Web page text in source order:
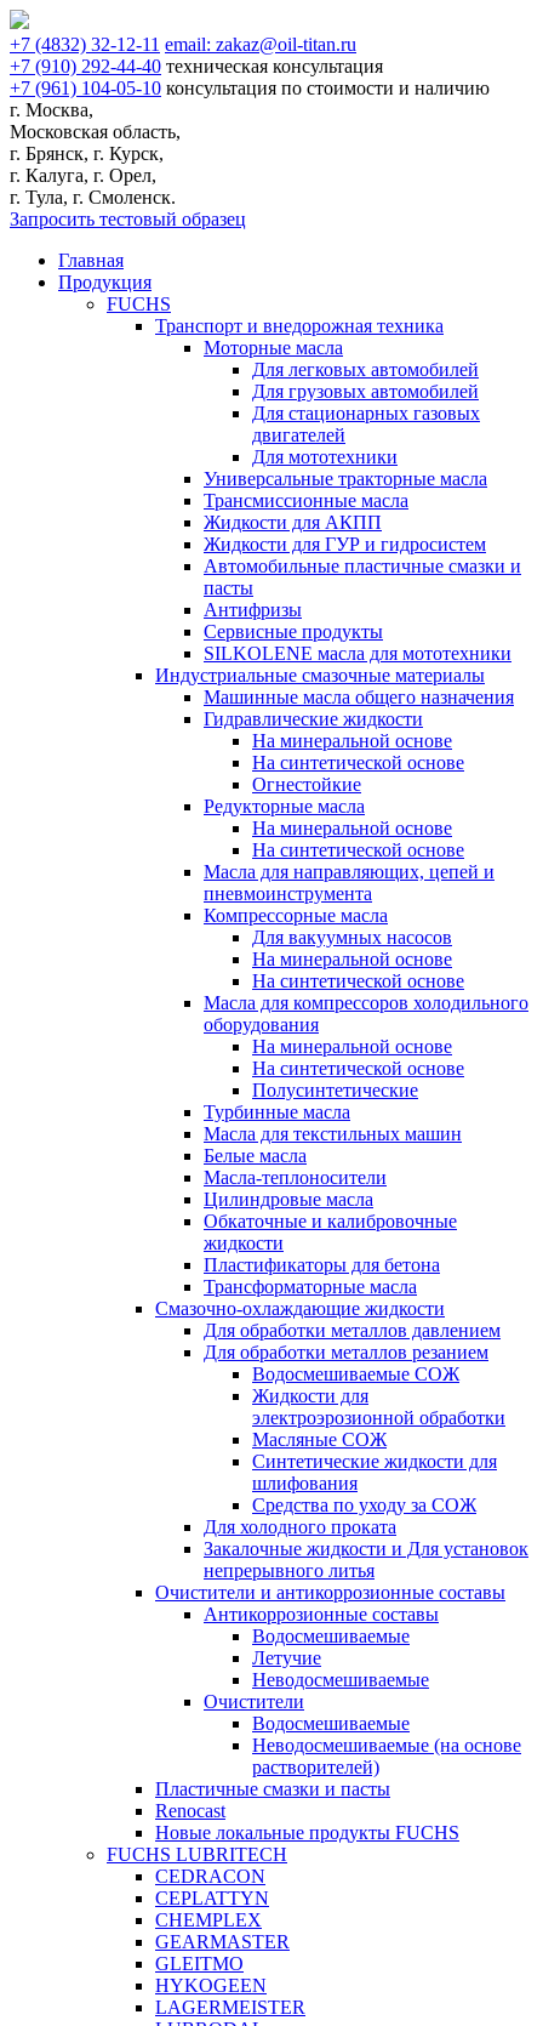
+7 (4832) 32-12-11 email: zakaz@oil-titan.ru
+7 (910) 292-44-40 техническая консультация
+7 (961) 104-05-10 консультация по стоимости и наличию
г. Москва,
Московская область,
г. Брянск, г. Курск,
г. Калуга, г. Орел,
г. Тула, г. Смоленск.
Запросить тестовый образец
Главная
Продукция
FUCHS
Транспорт и внедорожная техника
Моторные масла
Для легковых автомобилей
Для грузовых автомобилей
Для стационарных газовых
двигателей
Для мототехники
Универсальные тракторные масла
Трансмиссионные масла
Жидкости для АКПП
Жидкости для ГУР и гидросистем
Автомобильные пластичные смазки и
пасты
Антифризы
Сервисные продукты
SILKOLENE масла для мототехники
Индустриальные смазочные материалы
Машинные масла общего назначения
Гидравлические жидкости
На минеральной основе
На синтетической основе
Огнестойкие
Редукторные масла
На минеральной основе
На синтетической основе
Масла для направляющих, цепей и
пневмоинструмента
Компрессорные масла
Для вакуумных насосов
На минеральной основе
На синтетической основе
Масла для компрессоров холодильного
оборудования
На минеральной основе
На синтетической основе
Полусинтетические
Турбинные масла
Масла для текстильных машин
Белые масла
Масла-теплоносители
Цилиндровые масла
Обкаточные и калибровочные
жидкости
Пластификаторы для бетона
Трансформаторные масла
Смазочно-охлаждающие жидкости
Для обработки металлов давлением
Для обработки металлов резанием
Водосмешиваемые СОЖ
Жидкости для
электроэрозионной обработки
Масляные СОЖ
Синтетические жидкости для
шлифования
Средства по уходу за СОЖ
Для холодного проката
Закалочные жидкости и Для установок
непрерывного литья
Очистители и антикоррозионные составы
Антикоррозионные составы
Водосмешиваемые
Летучие
Неводосмешиваемые
Очистители
Водосмешиваемые
Неводосмешиваемые (на основе
растворителей)
Пластичные смазки и пасты
Renocast
Новые локальные продукты FUCHS
FUCHS LUBRITECH
CEDRACON
CEPLATTYN
CHEMPLEX
GEARMASTER
GLEITMO
HYKOGEEN
LAGERMEISTER